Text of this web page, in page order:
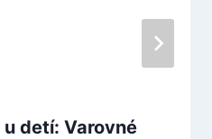
detí: Varovné